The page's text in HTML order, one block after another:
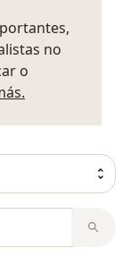
no
o